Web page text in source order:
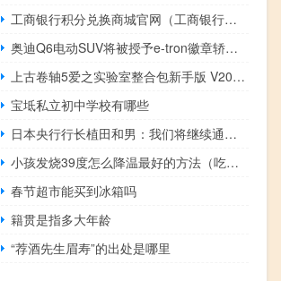
工商银行积分兑换商城官网（工商银行积分兑换商城）
奥迪Q6电动SUV将被授予e-tron徽章轿车将紧随其后
上古卷轴5爱之实验室整合包新手版 V2021 最新版（上古卷轴5爱之实验室整合包新手版 V2021 最新版功能简介）
宝坻私立初中学校有哪些
日本央行行长植田和男：我们将继续通过市场操作购买大量政府债券以使10年期日本国债收益率不过度超过1%
小孩发烧39度怎么降温最好的方法（吃退烧药多久能退烧）
春节超市能买到冰箱吗
籍贯是指多大年龄
“荐酒先生眉寿”的出处是哪里